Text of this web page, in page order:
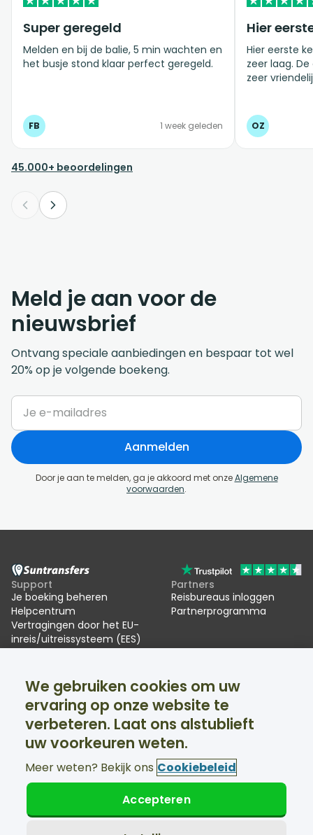
Super geregeld
Melden en bij de balie, 5 min wachten en
het busje stond klaar perfect geregeld.
FB 1 week geleden
Hier
Hier eerste
zeer laag.
zeer
OZ
45.000+ beoordelingen
Meld je aan voor de
nieuwsbrief
Ontvang speciale aanbiedingen en bespaar tot wel
20% op je volgende boekeng.
Aanmelden
Door je aan te melden, ga je akkoord met onzeAlgemene
voorwaarden.
Support
Je boeking beheren
Helpcentrum
Vertragingen door het EU-
inreis/uitreissysteem (EES)
Partners
Reisbureaus inloggen
Partnerprogramma
Over ons
Beoordelingen
Skitransfers
Facebook
Twitter
Support 24/7 beschikbaar
© Suntransfers.com 2026
We gebruiken cookies om uw
ervaring op onze website te
verbeteren. Laat ons alstublieft
uw voorkeuren weten.
Meer weten? Bekijk ons Cookiebeleid
Accepteren